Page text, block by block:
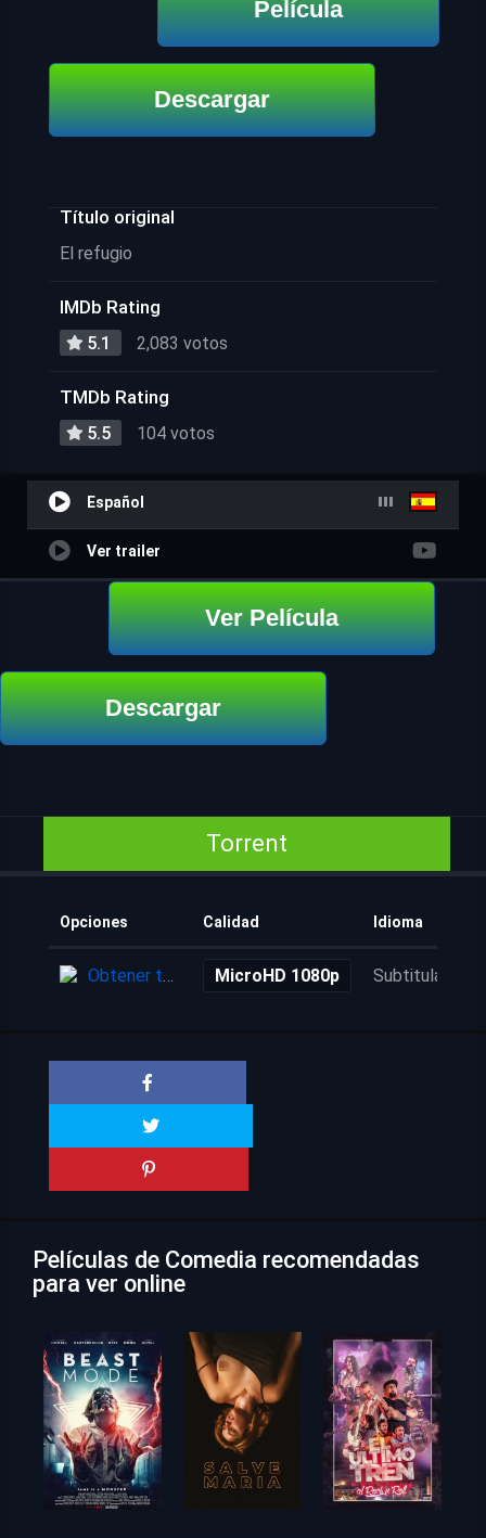
Película
Descargar
Título original
El refugio
IMDb Rating
5.1 2,083 votos
TMDb Rating
5.5 104 votos
Español
Ver trailer
Ver Película
Descargar
Torrent
Opciones Calidad Idioma
Obtener torrent MicroHD 1080p Subtitulada
Películas de Comedia recomendadas
para ver online